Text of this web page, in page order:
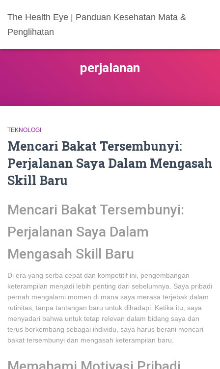
The Health Eye | Panduan Kesehatan Mata &
Penglihatan
perjalanan
TEKNOLOGI
Mencari Bakat Tersembunyi:
Perjalanan Saya Dalam Mengasah
Skill Baru
Mencari Bakat Tersembunyi:
Perjalanan Saya Dalam
Mengasah Skill Baru
Di era yang serba cepat dan kompetitif ini, pengembangan
keterampilan menjadi lebih penting dari sebelumnya. Saya pribadi
pernah mengalami momen di mana saya merasa terjebak dalam
rutinitas, tanpa tantangan baru untuk dihadapi. Ketika itu, saya
menyadari bahwa untuk tetap relevan dalam bidang saya dan
terus berkembang sebagai individu, saya harus berani mencari
bakat tersembunyi dan mengasah keterampilan baru.